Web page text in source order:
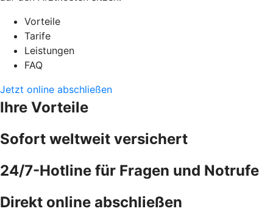
Vorteile
Tarife
Leistungen
FAQ
Jetzt online abschließen
Ihre Vorteile
Sofort weltweit versichert
24/7-Hotline für Fragen und Notrufe
Direkt online abschließen